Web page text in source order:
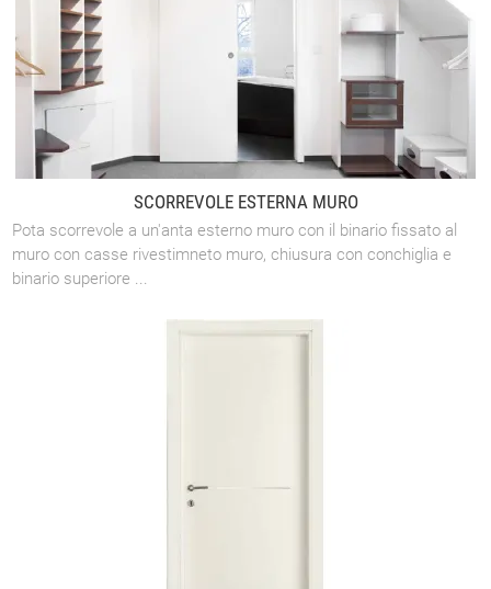
SCORREVOLE ESTERNA MURO
Pota scorrevole a un'anta esterno muro con il binario fissato al
muro con casse rivestimneto muro, chiusura con conchiglia e
binario superiore ...